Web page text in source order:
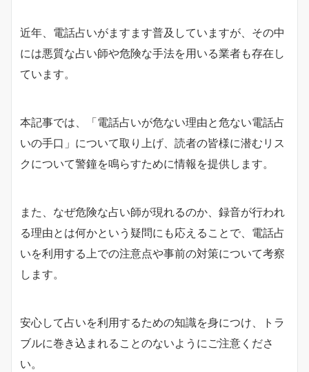
近年、電話占いがますます普及していますが、その中
には悪質な占い師や危険な手法を用いる業者も存在し
ています。
本記事では、「電話占いが危ない理由と危ない電話占
いの手口」について取り上げ、読者の皆様に潜むリス
クについて警鐘を鳴らすために情報を提供します。
また、なぜ危険な占い師が現れるのか、録音が行われ
る理由とは何かという疑問にも応えることで、電話占
いを利用する上での注意点や事前の対策について考察
します。
安心して占いを利用するための知識を身につけ、トラ
ブルに巻き込まれることのないようにご注意くださ
い。